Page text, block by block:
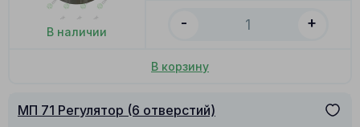
В наличии
- +
В корзину
МП 71 Регулятор (6 отверстий)